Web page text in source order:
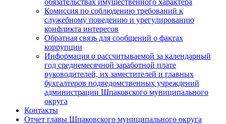
Комиссия по соблюдению требований к
служебному поведению и урегулированию
конфликта интересов
Обратная связь для сообщений о фактах
коррупции
Информация о рассчитываемой за календарный
год среднемесячной заработной плате
руководителей, их заместителей и главных
бухгалтеров подведомственных учреждений
администрации Шпаковского муниципального
округа
Контакты
Отчет главы Шпаковского муниципального округа